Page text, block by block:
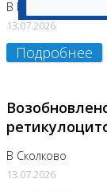
В Бутово
13.07.2026
Подробнее
В Сколково
13.07.2026